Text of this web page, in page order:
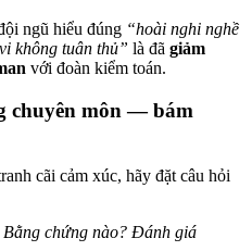
ngũ hiểu đúng “hoài nghi nghề
không tuân thủ” là đã giảm
với đoàn kiểm toán.
chuyên môn — bám
cãi cảm xúc, hãy đặt câu hỏi
chứng nào? Đánh giá